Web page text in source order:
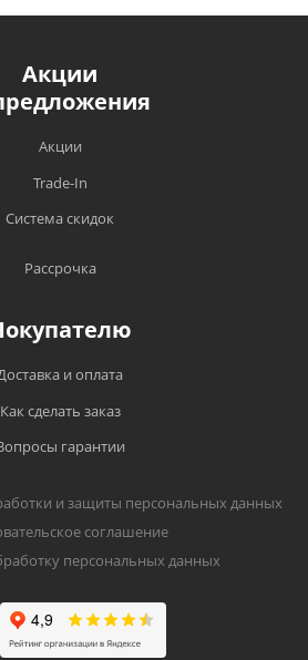
Акции
Акции
Trade-In
Система скидок
Рассрочка
и оплата
Как сделать заказ
гарантии
и защиты персональных данных
соглашение
персональных данных